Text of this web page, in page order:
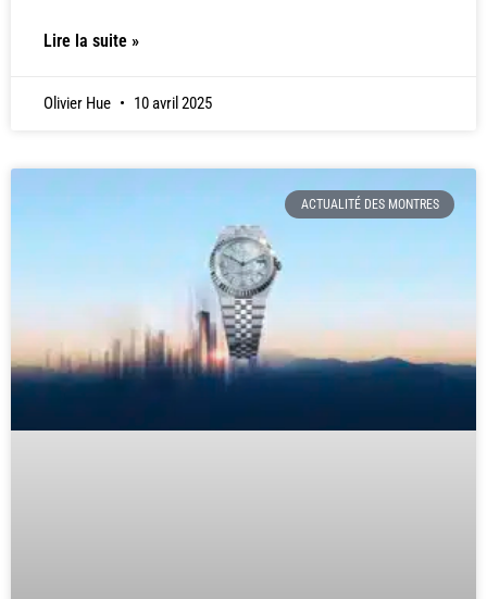
Lire la suite »
Olivier Hue 10 avril 2025
ACTUALITÉ DES MONTRES